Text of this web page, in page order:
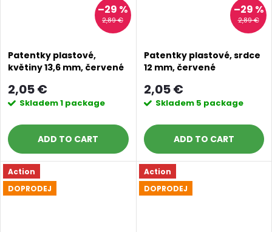
2,89 €
–29 %
Patentky plastové,
květiny 13,6 mm, červené
2,05 €
Skladem1 package
ADD TO CART
2,89 €
–29 %
Patentky plastové, srdce
12 mm, červené
2,05 €
Skladem 5 package
ADD TO CART
Action
DOPRODEJ
Action
DOPRODEJ